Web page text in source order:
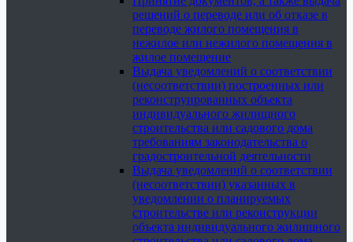
решений о переводе или об отказе в
переводе жилого помещения в
нежилое или нежилого помещения в
жилое помещение
Выдача уведомлений о соответствии
(несоответствии) построенных или
реконструированных объекта
индивидуального жилищного
строительства или садового дома
требованиям законодательства о
градостроительной деятельности
Выдача уведомлений о соответствии
(несоответствии) указанных в
уведомлении о планируемых
строительстве или реконструкции
объекта индивидуального жилищного